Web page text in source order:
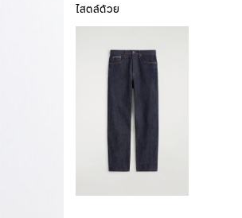
ไสตล์ด้วย